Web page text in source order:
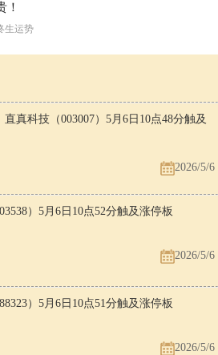
！
生运势
真科技（003007）5月6日10点48分触及
2026/5/6
）5月6日10点52分触及涨停板
2026/5/6
）5月6日10点51分触及涨停板
2026/5/6